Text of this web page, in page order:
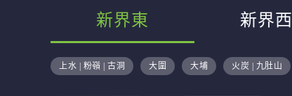
新界東 新界西
上水 | 粉嶺 | 古洞 大圍 大埔 火炭 | 九肚山
售盤 48